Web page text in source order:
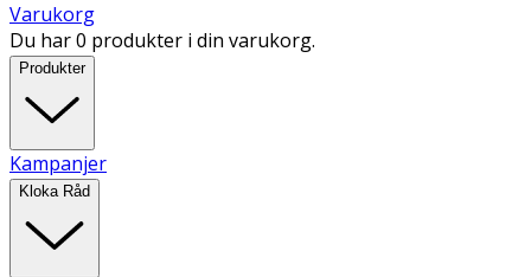
Varukorg
Du har 0 produkter i din varukorg.
Produkter
Kampanjer
Kloka Råd